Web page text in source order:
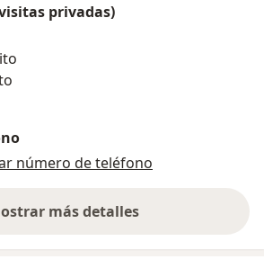
privadas)
número de teléfono
más detalles
sobre la dirección